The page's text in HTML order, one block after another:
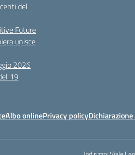
del
Future
unisce
2026
19
Albo onlinePrivacy policy